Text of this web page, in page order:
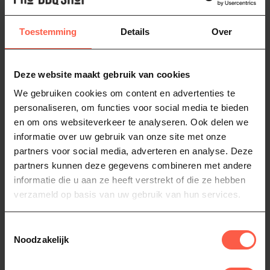
Toestemming Details Over
Deze website maakt gebruik van cookies
We gebruiken cookies om content en advertenties te
personaliseren, om functies voor social media te bieden
en om ons websiteverkeer te analyseren. Ook delen we
informatie over uw gebruik van onze site met onze
partners voor social media, adverteren en analyse. Deze
partners kunnen deze gegevens combineren met andere
informatie die u aan ze heeft verstrekt of die ze hebben
verzameld op basis van uw gebruik van hun services.
Noodzakelijk